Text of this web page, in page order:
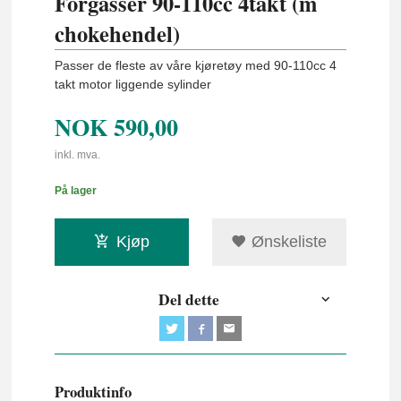
chokehendel)
Passer de fleste av våre kjøretøy med 90-110cc 4
takt motor liggende sylinder
NOK590,00
inkl. mva.
På lager
Kjøp Ønskeliste
Del dette
Produktinfo